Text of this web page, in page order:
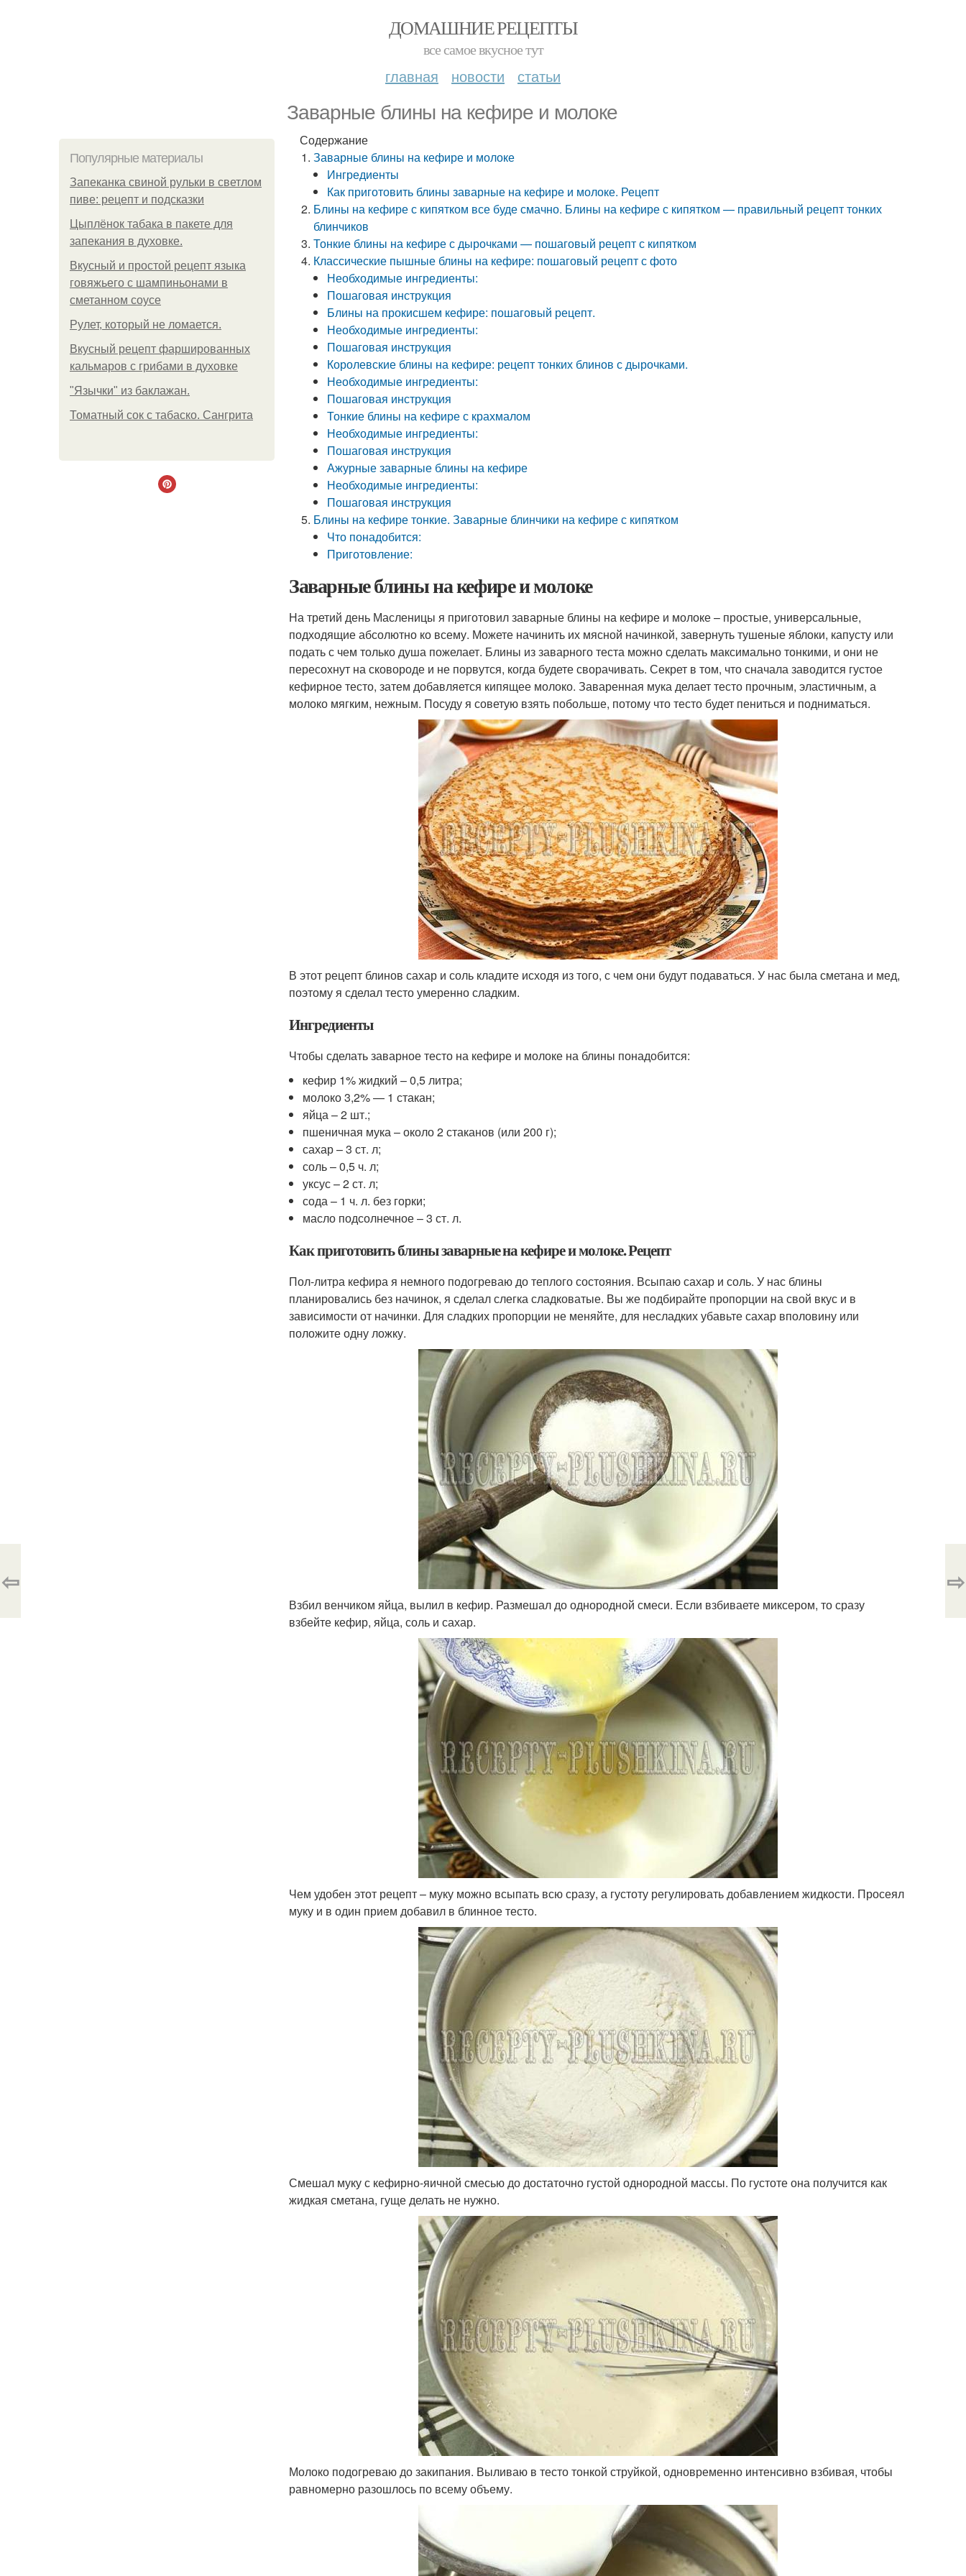
ДОМАШНИЕ РЕЦЕПТЫ
все самое вкусное тут
главная новости статьи
Заварные блины на кефире и молоке
Популярные материалы
Запеканка свиной рульки в светлом
пиве: рецепт и подсказки
Цыплёнок табака в пакете для
запекания в духовке.
Вкусный и простой рецепт языка
говяжьего с шампиньонами в
сметанном соусе
Рулет, который не ломается.
Вкусный рецепт фаршированных
кальмаров с грибами в духовке
"Язычки" из баклажан.
Томатный сок с табаско. Сангрита
Содержание
Заварные блины на кефире и молоке
Ингредиенты
Как приготовить блины заварные на кефире и молоке. Рецепт
Блины на кефире с кипятком все буде смачно. Блины на кефире с кипятком — правильный рецепт тонких
блинчиков
Тонкие блины на кефире с дырочками — пошаговый рецепт с кипятком
Классические пышные блины на кефире: пошаговый рецепт с фото
Необходимые ингредиенты:
Пошаговая инструкция
Блины на прокисшем кефире: пошаговый рецепт.
Необходимые ингредиенты:
Пошаговая инструкция
Королевские блины на кефире: рецепт тонких блинов с дырочками.
Необходимые ингредиенты:
Пошаговая инструкция
Тонкие блины на кефире с крахмалом
Необходимые ингредиенты:
Пошаговая инструкция
Ажурные заварные блины на кефире
Необходимые ингредиенты:
Пошаговая инструкция
Блины на кефире тонкие. Заварные блинчики на кефире с кипятком
Что понадобится:
Приготовление:
Заварные блины на кефире и молоке
На третий день Масленицы я приготовил заварные блины на кефире и молоке – простые, универсальные,
подходящие абсолютно ко всему. Можете начинить их мясной начинкой, завернуть тушеные яблоки, капусту или
подать с чем только душа пожелает. Блины из заварного теста можно сделать максимально тонкими, и они не
пересохнут на сковороде и не порвутся, когда будете сворачивать. Секрет в том, что сначала заводится густое
кефирное тесто, затем добавляется кипящее молоко. Заваренная мука делает тесто прочным, эластичным, а
молоко мягким, нежным. Посуду я советую взять побольше, потому что тесто будет пениться и подниматься.
В этот рецепт блинов сахар и соль кладите исходя из того, с чем они будут подаваться. У нас была сметана и мед,
поэтому я сделал тесто умеренно сладким.
Ингредиенты
Чтобы сделать заварное тесто на кефире и молоке на блины понадобится:
кефир 1% жидкий – 0,5 литра;
молоко 3,2% — 1 стакан;
яйца – 2 шт.;
пшеничная мука – около 2 стаканов (или 200 г);
сахар – 3 ст. л;
соль – 0,5 ч. л;
уксус – 2 ст. л;
сода – 1 ч. л. без горки;
масло подсолнечное – 3 ст. л.
Как приготовить блины заварные на кефире и молоке. Рецепт
Пол-литра кефира я немного подогреваю до теплого состояния. Всыпаю сахар и соль. У нас блины
планировались без начинок, я сделал слегка сладковатые. Вы же подбирайте пропорции на свой вкус и в
зависимости от начинки. Для сладких пропорции не меняйте, для несладких убавьте сахар вполовину или
положите одну ложку.
Взбил венчиком яйца, вылил в кефир. Размешал до однородной смеси. Если взбиваете миксером, то сразу
взбейте кефир, яйца, соль и сахар.
Чем удобен этот рецепт – муку можно всыпать всю сразу, а густоту регулировать добавлением жидкости. Просеял
муку и в один прием добавил в блинное тесто.
Смешал муку с кефирно-яичной смесью до достаточно густой однородной массы. По густоте она получится как
жидкая сметана, гуще делать не нужно.
Молоко подогреваю до закипания. Выливаю в тесто тонкой струйкой, одновременно интенсивно взбивая, чтобы
равномерно разошлось по всему объему.
⇦ ⇨